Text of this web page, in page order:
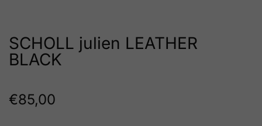
SCHOLL julien LEATHER
BLACK
€85,00